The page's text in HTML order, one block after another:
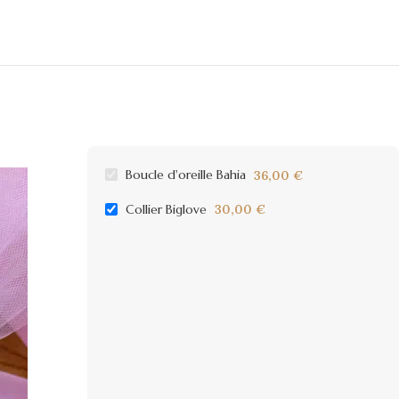
Boucle d'oreille Bahia 36,00 €
Collier Biglove 30,00 €